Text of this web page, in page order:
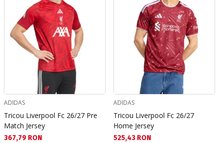
ADIDAS
Tricou Liverpool Fc 26/27 Pre
Match Jersey
Текуща цена:
367,79 RON
ADIDAS
Tricou Liverpool Fc 26/27
Home Jersey
Текуща цена:
525,43 RON